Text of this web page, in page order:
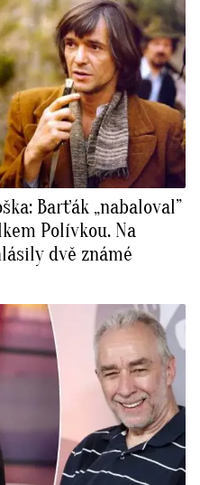
Barťák „nabaloval”
Polívkou. Na
dvě známé